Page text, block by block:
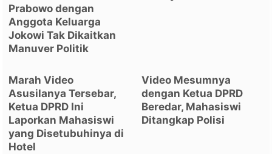
Prabowo dengan
Anggota Keluarga
Jokowi Tak Dikaitkan
Manuver Politik
Marah Video
Asusilanya Tersebar,
Ketua DPRD Ini
Laporkan Mahasiswi
yang Disetubuhinya di
Hotel
Video Mesumnya
dengan Ketua DPRD
Beredar, Mahasiswi
Ditangkap Polisi